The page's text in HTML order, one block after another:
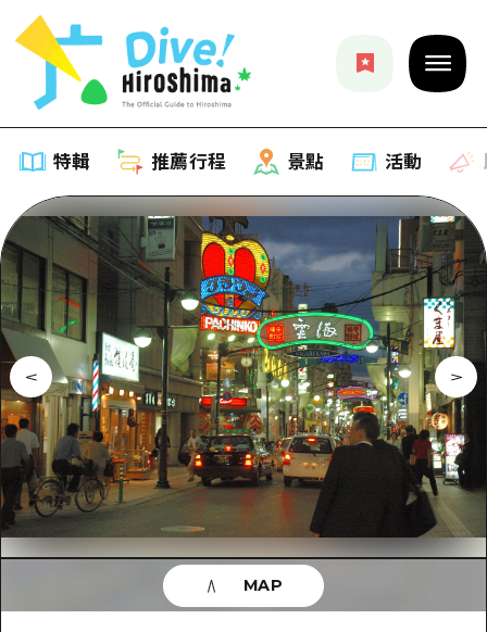
特輯 推薦行程 景點 活動
特輯
列表
推薦
藝術
活動·廟會
美食·酒水
騎自行車
購物
運動
推薦行程
列表
Dive! Hiroshima 官方向導
廣島隨意旅行
廣島市內
安芸
答對了
景點
列表
廣島市內
答對了
美北
活動
即時訊息
有用的信息
列表
MAP